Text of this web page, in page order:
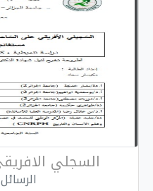
السجلي الافريقي
الرسائل